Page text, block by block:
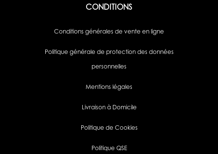
CONDITIONS
Conditions générales de vente en ligne
Politique générale de protection des données
personnelles
Mentions légales
Livraison à Domicile
Politique de Cookies
Politique QSE